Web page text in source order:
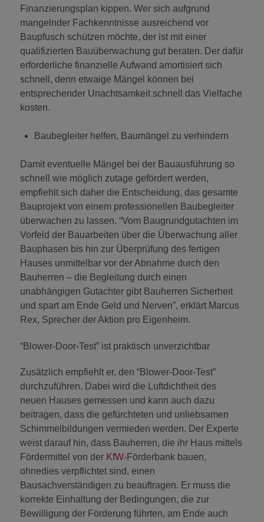
Finanzierungsplan kippen. Wer sich aufgrund
mangelnder Fachkenntnisse ausreichend vor
Baupfusch schützen möchte, der ist mit einer
qualifizierten Bauüberwachung gut beraten. Der dafür
erforderliche finanzielle Aufwand amortisiert sich
schnell, denn etwaige Mängel können bei
entsprechender Unachtsamkeit schnell das Vielfache
kosten.
Baubegleiter helfen, Baumängel zu verhindern
Damit eventuelle Mängel bei der Bauausführung so
schnell wie möglich zutage gefördert werden,
empfiehlt sich daher die Entscheidung, das gesamte
Bauprojekt von einem professionellen Baubegleiter
überwachen zu lassen. “Vom Baugrundgutachten im
Vorfeld der Bauarbeiten über die Überwachung aller
Bauphasen bis hin zur Überprüfung des fertigen
Hauses unmittelbar vor der Abnahme durch den
Bauherren – die Begleitung durch einen
unabhängigen Gutachter gibt Bauherren Sicherheit
und spart am Ende Geld und Nerven”, erklärt Marcus
Rex, Sprecher der Aktion pro Eigenheim.
“Blower-Door-Test” ist praktisch unverzichtbar
Zusätzlich empfiehlt er, den “Blower-Door-Test”
durchzuführen. Dabei wird die Luftdichtheit des
neuen Hauses gemessen und kann auch dazu
beitragen, dass die gefürchteten und unliebsamen
Schimmelbildungen vermieden werden. Der Experte
weist darauf hin, dass Bauherren, die ihr Haus mittels
Fördermittel von der KfW-Förderbank bauen,
ohnedies verpflichtet sind, einen
Bausachverständigen zu beauftragen. Er muss die
korrekte Einhaltung der Bedingungen, die zur
Bewilligung der Förderung führten, am Ende auch